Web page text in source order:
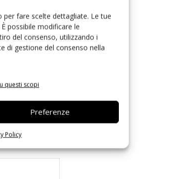
fare scelte dettagliate. Le tue
possibile modificare le
del consenso, utilizzando i
di gestione del consenso nella
questi scopi
Preferenze
Policy